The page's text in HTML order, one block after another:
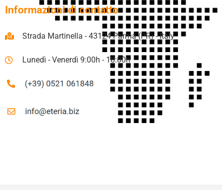
Informazioni di contatto
Strada Martinella - 43124 Parma (PR) - Italy
Lunedì - Venerdì 9:00h - 18:00h